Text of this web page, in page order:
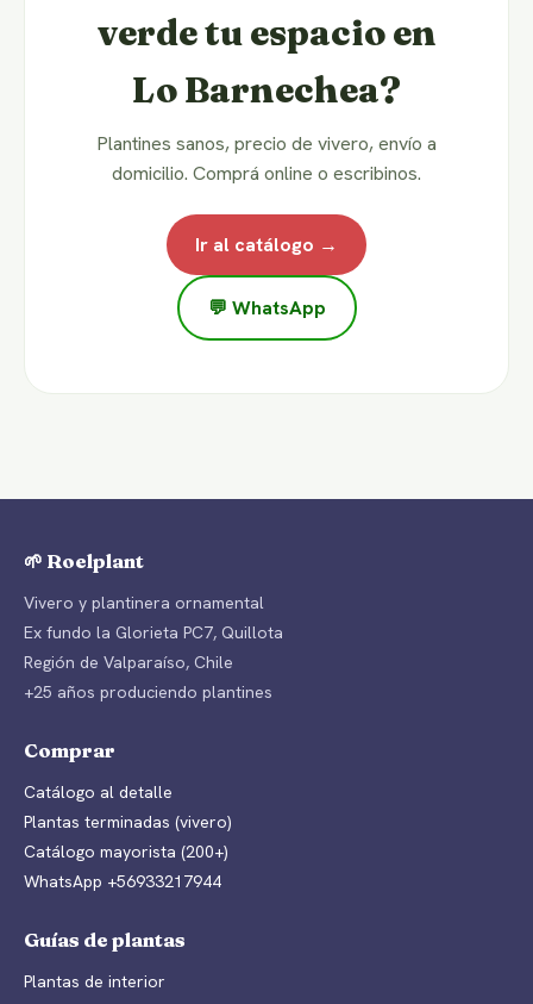
verde tu espacio en
Lo Barnechea?
Plantines sanos, precio de vivero, envío a
domicilio. Comprá online o escribinos.
Ir al catálogo →
💬 WhatsApp
🌱 Roelplant
Vivero y plantinera ornamental
Ex fundo la Glorieta PC7, Quillota
Región de Valparaíso, Chile
+25 años produciendo plantines
Comprar
Catálogo al detalle
Plantas terminadas (vivero)
Catálogo mayorista (200+)
WhatsApp +56933217944
Guías de plantas
Plantas de interior